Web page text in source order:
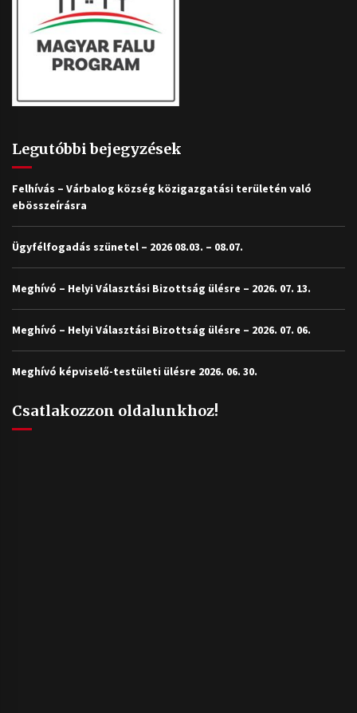
Legutóbbi bejegyzések
Felhívás – Várbalog község közigazgatási területén való
ebösszeírásra
Ügyfélfogadás szünetel – 2026 08.03. – 08.07.
Meghívó – Helyi Választási Bizottság ülésre – 2026. 07. 13.
Meghívó – Helyi Választási Bizottság ülésre – 2026. 07. 06.
Meghívó képviselő-testületi ülésre 2026. 06. 30.
Csatlakozzon oldalunkhoz!